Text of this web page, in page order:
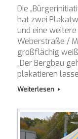
Die
hat zwei
und eine
Weberstraße /
großflächig
„Der Bergbau
plakatieren
Weiterlesen